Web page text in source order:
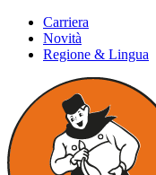
Carriera
Novità
Regione & Lingua